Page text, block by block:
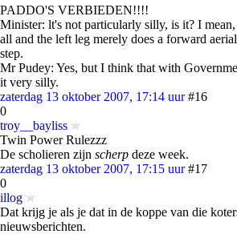
PADDO'S VERBIEDEN!!!!
Minister: lt's not particularly silly, is it? I
all and the left leg merely does a forward
step.
Mr Pudey: Yes, but I think that with
it very silly.
zaterdag 13 oktober 2007, 17:14 uur #16
0
troy__bayliss
Twin Power Rulezzz
De scholieren zijn scherp deze week.
zaterdag 13 oktober 2007, 17:15 uur #17
0
illog
Dat krijg je als je dat in de koppe van die
nieuwsberichten.